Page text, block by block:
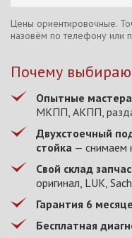
Цены ориентировочные.
назовём по телефону или
Почему
Опытные
МКПП, АКПП,
Двухстоечный
стойка — снимаем
Свой склад
оригинал, LUK,
Гарантия 6
Бесплатная